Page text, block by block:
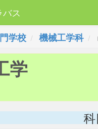
ス
学校 機械工学科
学